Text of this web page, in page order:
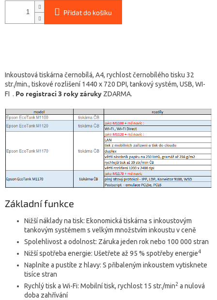
Přidat do košíku
Inkoustová tiskárna černobílá, A4, rychlost černobílého tisku 32
str./min., tiskové rozlišení 1440 x 720 DPI, tankový systém, USB, WI-
FI . Po registraci 3 roky záruky ZDARMA.
Základní funkce
Nižší náklady na tisk: Ekonomická tiskárna s inkoustovým
tankovým systémem s velkým množstvím inkoustu v ceně
Spolehlivost a odolnost: Záruka jeden rok nebo 100 000 stran
Nižší spotřeba energie: Ušetřete až 95 % spotřeby energie4
Naplníte a pustíte z hlavy: S přibaleným inkoustem vytisknete
tisíce stran
Rychlý tisk a Wi-Fi: Mobilní tisk, rychlost 15 str./min2 a nulová
doba zahřívání